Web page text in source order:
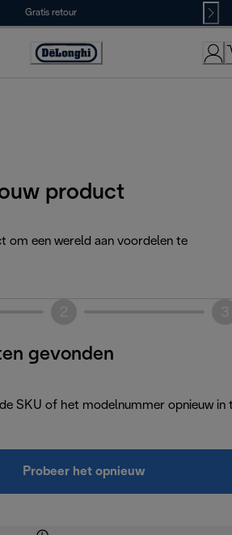
Gratis retour
Accessibility
product
om een wereld aan voordelen te
gevonden
SKU of het modelnummer opnieuw in
Probeer het opnieuw